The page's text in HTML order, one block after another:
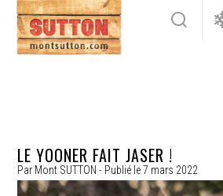
LE YOONER FAIT JASER !
Par Mont SUTTON - Publié le7 mars 2022